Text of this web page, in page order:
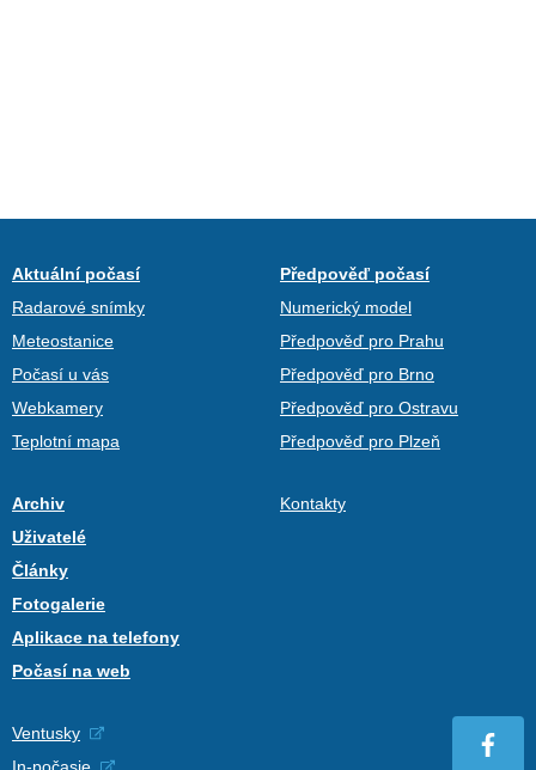
Aktuální počasí
Radarové snímky
Meteostanice
Počasí u vás
Webkamery
Teplotní mapa
Předpověď počasí
Numerický model
Předpověď pro Prahu
Předpověď pro Brno
Předpověď pro Ostravu
Předpověď pro Plzeň
Archiv
Uživatelé
Články
Fotogalerie
Aplikace na telefony
Počasí na web
Kontakty
Ventusky